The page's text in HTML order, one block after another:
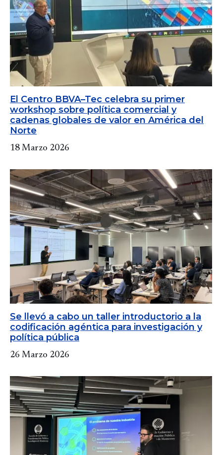
El Centro BBVA–Tec celebra su primer
workshop sobre política comercial y
cadenas globales de valor en América del
Norte
18 Marzo 2026
Se llevó a cabo un taller introductorio a la
codificación agéntica para investigación y
política pública
26 Marzo 2026